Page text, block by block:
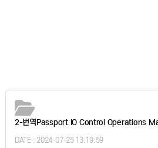
2-번역Passport IO Control Operations
DATE : 2024-07-25 13:19:59